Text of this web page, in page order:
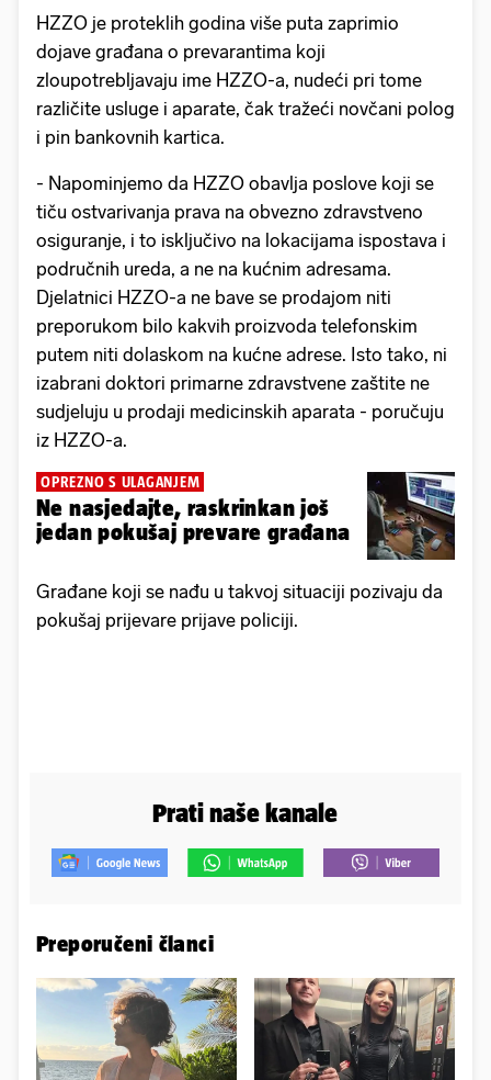
HZZO je proteklih godina više puta zaprimio
dojave građana o prevarantima koji
zloupotrebljavaju ime HZZO-a, nudeći pri tome
različite usluge i aparate, čak tražeći novčani polog
i pin bankovnih kartica.
- Napominjemo da HZZO obavlja poslove koji se
tiču ostvarivanja prava na obvezno zdravstveno
osiguranje, i to isključivo na lokacijama ispostava i
područnih ureda, a ne na kućnim adresama.
Djelatnici HZZO-a ne bave se prodajom niti
preporukom bilo kakvih proizvoda telefonskim
putem niti dolaskom na kućne adrese. Isto tako, ni
izabrani doktori primarne zdravstvene zaštite ne
sudjeluju u prodaji medicinskih aparata - poručuju
iz HZZO-a.
OPREZNO S ULAGANJEM
Ne nasjedajte, raskrinkan još
jedan pokušaj prevare građana
Građane koji se nađu u takvoj situaciji pozivaju da
pokušaj prijevare prijave policiji.
Prati naše kanale
Preporučeni članci